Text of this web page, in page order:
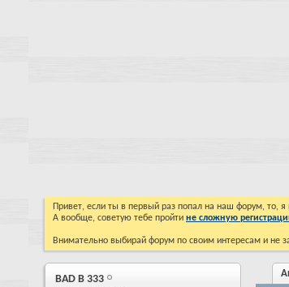
Привет, если ты в первый раз попал на наш форум, то,
А вообще, советую тебе пройти не сложную
Внимательно выбирай форум по своим интересам и не
BAD B 333